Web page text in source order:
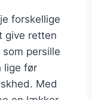
forskellige
give retten
persille
lige før
Med